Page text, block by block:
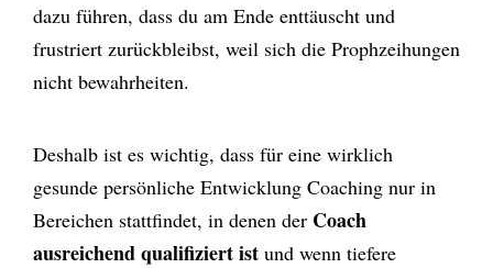
dazu führen, dass du am Ende enttäuscht und
frustriert zurückbleibst, weil sich die Prophzeihungen
nicht bewahrheiten.
Deshalb ist es wichtig, dass für eine wirklich
gesunde persönliche Entwicklung Coaching nur in
Bereichen stattfindet, in denen der Coach
ausreichend qualifiziert ist und wenn tiefere